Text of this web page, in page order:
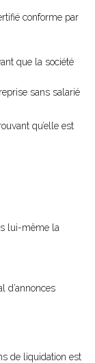
conforme par
que la société
sans salarié
qu’elle est
lui-même la
d’annonces
de liquidation est